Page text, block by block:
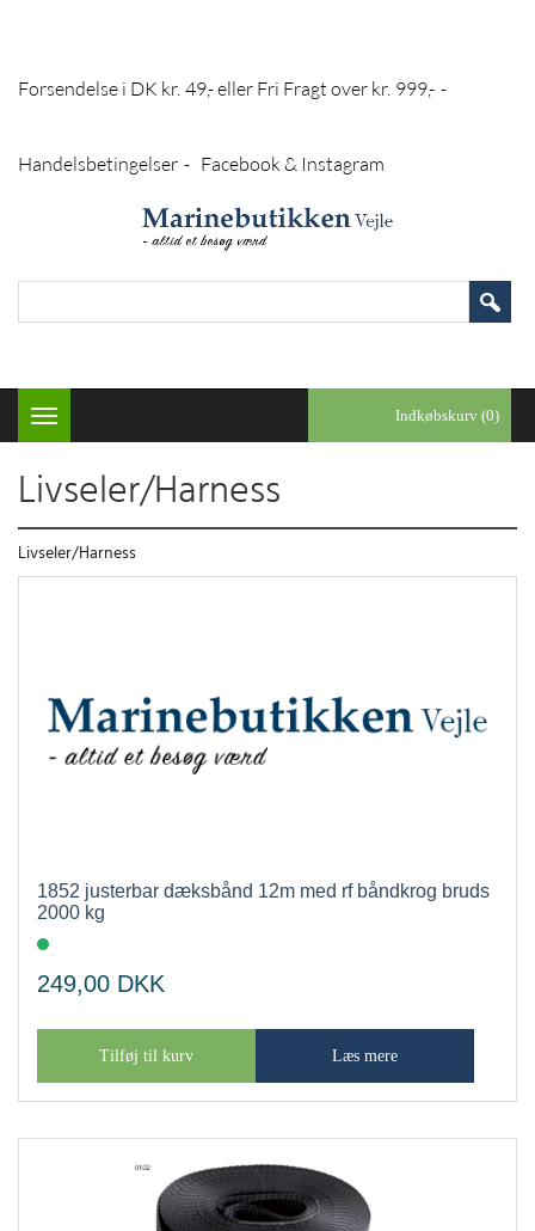
Forsendelse i DK kr. 49,- eller Fri Fragt over kr. 999,- -
Handelsbetingelser - Facebook & Instagram
Toggle
navigation
Indkøbskurv (0)
Livseler/Harness
Livseler/Harness
1852 justerbar dæksbånd 12m med rf båndkrog bruds
2000 kg
249,00 DKK
Tilføj til kurv Læs mere